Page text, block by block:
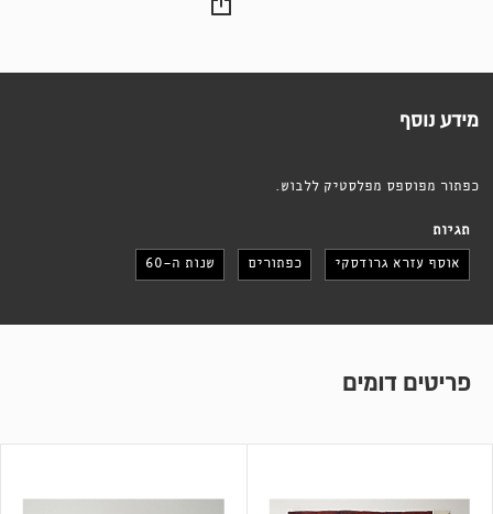
מידע נוסף
כפתור מפוספס מפלסטיק ללבוש.
תגיות
אוסף עזרא גרודסקי כפתורים שנות ה-60
פריטים דומים